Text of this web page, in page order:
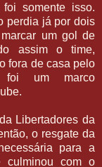
somente isso.
perdia já por dois
um gol de
assim o time,
fora de casa pelo
foi um marco
Libertadores da
o resgate da
para a
culminou com o